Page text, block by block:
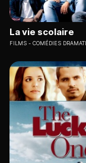
La vie scolaire
FILMS COMÉDIES